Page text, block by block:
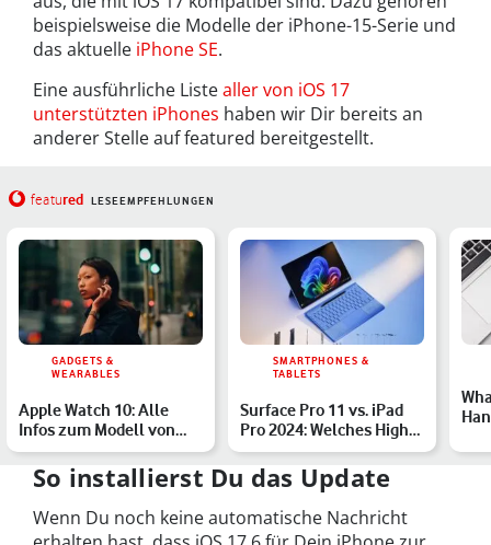
beispielsweise die Modelle der iPhone-15-Serie und
das aktuelle iPhone SE.
Eine ausführliche Listealler von iOS 17
unterstützten iPhones haben wir Dir bereits an
anderer Stelle auf featured bereitgestellt.
featured LESEEMPFEHLUNGEN
GADGETS &
WEARABLES
Apple Watch 10: Alle
Infos zum Modell von
2024
SMARTPHONES &
TABLETS
Surface Pro 11 vs. iPad
Pro 2024: Welches High-
End-Tablet eignet …
So installierst Du das Update
Wenn Du noch keine automatische Nachricht